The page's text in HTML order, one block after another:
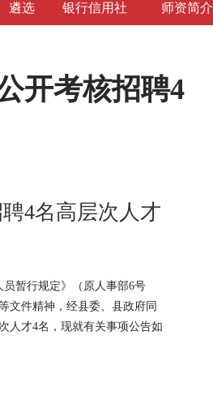
遴选 银行信用社 师资简介
开考核招聘4
4名高层次人才
暂行规定》（原人事部6号
文件精神，经县委、县政府同
人才4名，现就有关事项公告如